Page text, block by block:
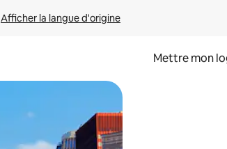
Afficher la langue d'origine
Mettre mon